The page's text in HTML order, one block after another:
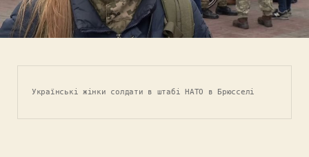
Українські жінки солдати в штабі НАТО в Брюсселі